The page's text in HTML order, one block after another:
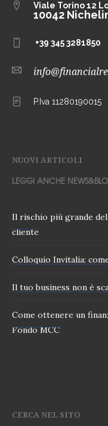
Viale Torino 12
10042
+39 345 3281850
P.Iva 11280190015
NUOVI ARTICOLI
LEGGI ANCHE
Il rischio più grande
cliente
Colloquio Invitalia:
Il tuo business non è
Come ottenere un
Fondo MCC
CERCA NEL SITO